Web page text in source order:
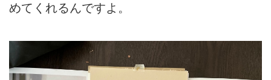
めてくれるんですよ。